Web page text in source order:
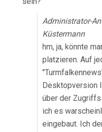
Administrator-
Küstermann
hm, ja, könnte
platzieren. Auf
Desktopversion
über der
ich es
eingebaut. Ich